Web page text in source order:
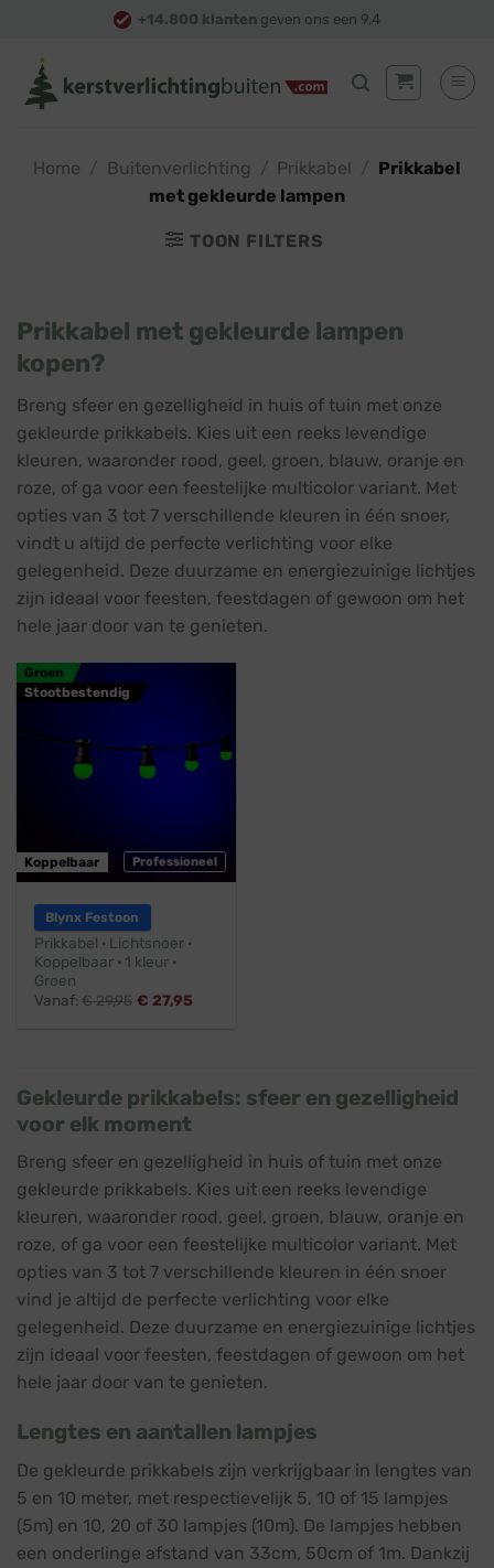
content
+14.800 klanten geven ons een 9,4
Home Buitenverlichting Prikkabel
Prikkabel
met gekleurde lampen
TOON FILTERS
Prikkabel met gekleurde lampen
kopen?
Breng sfeer en gezelligheid in huis of tuin met onze
gekleurde prikkabels. Kies uit een reeks levendige
kleuren, waaronder rood, geel, groen, blauw, oranje en
roze, of ga voor een feestelijke multicolor variant. Met
opties van 3 tot 7 verschillende kleuren in één snoer,
vindt u altijd de perfecte verlichting voor elke
gelegenheid. Deze duurzame en energiezuinige lichtjes
zijn ideaal voor feesten, feestdagen of gewoon om het
hele jaar door van te genieten.
Groen
Stootbestendig
Professioneel
Koppelbaar
Blynx Festoon
Prikkabel · Lichtsnoer ·
Koppelbaar · 1 kleur ·
Groen
Vanaf:€29,95 € 27,95
Gekleurde prikkabels: sfeer en gezelligheid
voor elk moment
Breng sfeer en gezelligheid in huis of tuin met onze
gekleurde prikkabels. Kies uit een reeks levendige
kleuren, waaronder rood, geel, groen, blauw, oranje en
roze, of ga voor een feestelijke multicolor variant. Met
opties van 3 tot 7 verschillende kleuren in één snoer
vind je altijd de perfecte verlichting voor elke
gelegenheid. Deze duurzame en energiezuinige lichtjes
zijn ideaal voor feesten, feestdagen of gewoon om het
hele jaar door van te genieten.
Lengtes en aantallen lampjes
De gekleurde prikkabels zijn verkrijgbaar in lengtes van
5 en 10 meter, met respectievelijk 5, 10 of 15 lampjes
(5m) en 10, 20 of 30 lampjes (10m). De lampjes hebben
een onderlinge afstand van 33cm, 50cm of 1m. Dankzij